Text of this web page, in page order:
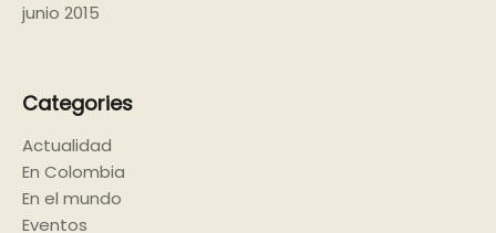
junio 2015
Categories
Actualidad
En Colombia
En el mundo
Eventos